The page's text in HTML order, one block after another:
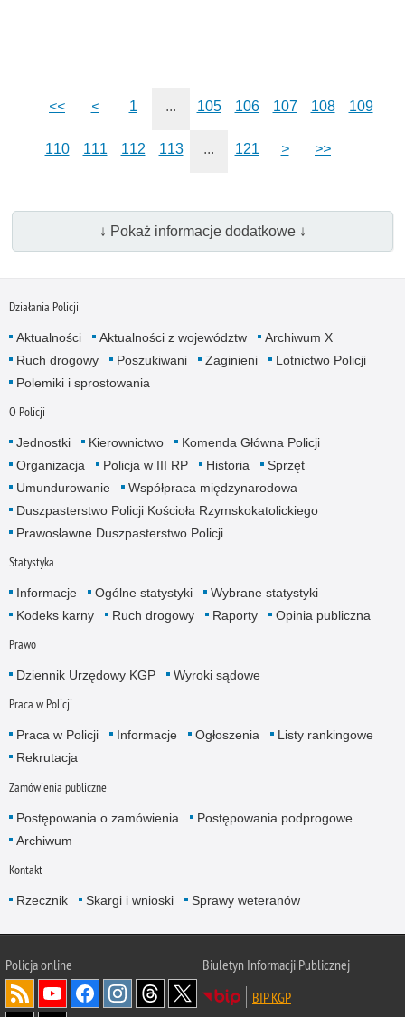
<< < 1 ... 105 106 107 108 109
110 111 112 113 ... 121 > >>
↓ Pokaż informacje dodatkowe ↓
Działania Policji
Aktualności Aktualności z województw
Archiwum X
Ruch drogowy
Poszukiwani Zaginieni
Lotnictwo Policji
Polemiki i sprostowania
O Policji
Jednostki Kierownictwo
Komenda Główna Policji
Organizacja
Policja w III RP Historia
Sprzęt
Umundurowanie
Współpraca międzynarodowa
Duszpasterstwo Policji Kościoła Rzymskokatolickiego
Prawosławne Duszpasterstwo Policji
Statystyka
Informacje Ogólne statystyki
Wybrane statystyki
Kodeks karny
Ruch drogowy Raporty Opinia publiczna
Prawo
Dziennik Urzędowy KGP Wyroki sądowe
Praca w Policji
Praca w Policji Informacje Ogłoszenia
Listy rankingowe
Rekrutacja
Zamówienia publiczne
Postępowania o zamówienia
Postępowania podprogowe
Archiwum
Kontakt
Rzecznik Skargi i wnioski Sprawy weteranów
Policjaonline
Biuletyn Informacji Publicznej
BIP KGP